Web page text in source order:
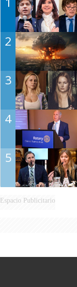
2
3
4
5
Espacio Publicitario